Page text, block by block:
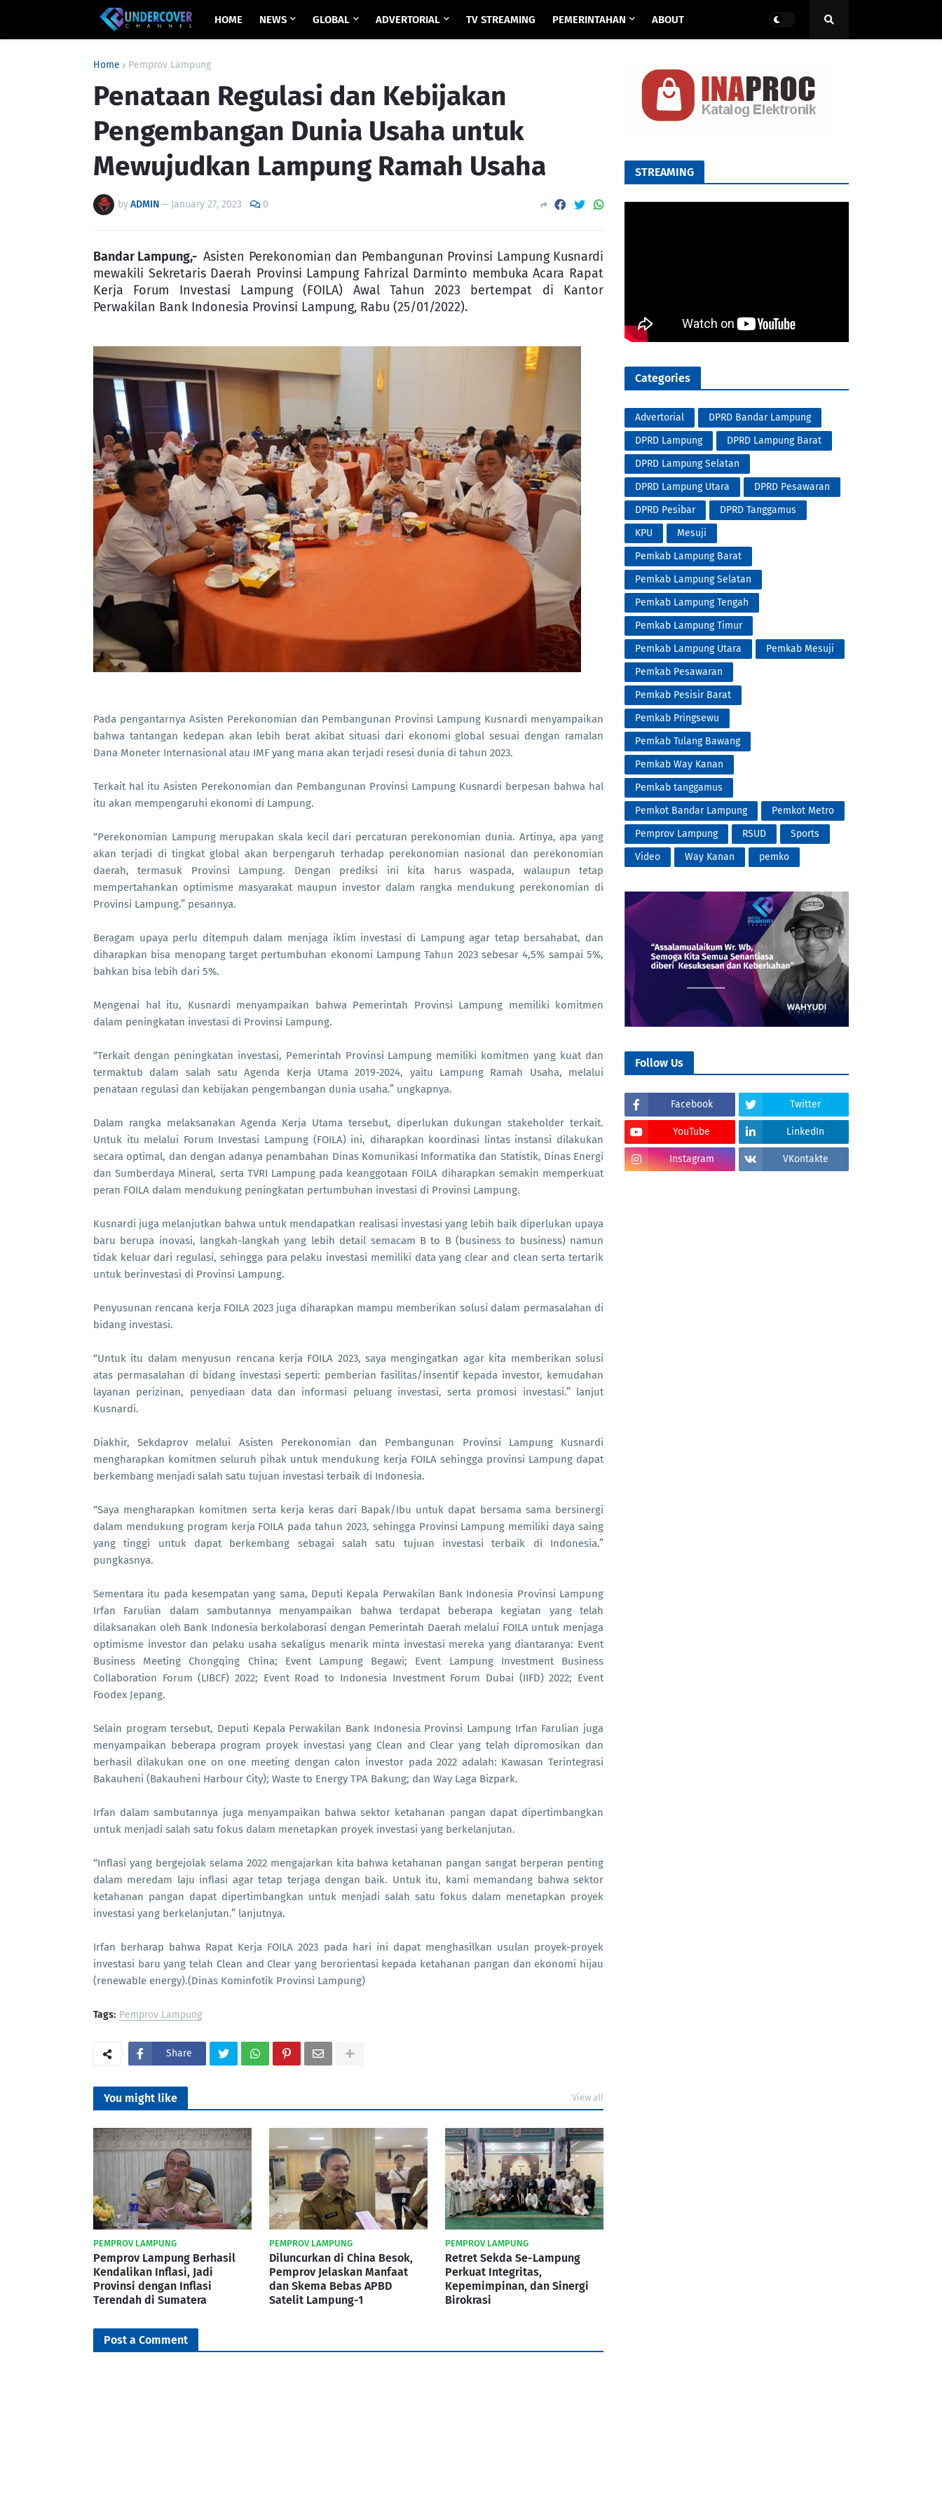
HOME NEWS GLOBAL ADVERTORIAL TV STREAMING PEMERINTAHAN ABOUT
Home Pemprov Lampung
Penataan Regulasi dan Kebijakan
Pengembangan Dunia Usaha untuk
Mewujudkan Lampung Ramah Usaha
byADMIN— January 27, 2023 0
Bandar Lampung,-Asisten Perekonomian dan Pembangunan Provinsi Lampung Kusnardi
mewakili Sekretaris Daerah Provinsi Lampung Fahrizal Darminto membuka Acara Rapat
Kerja Forum Investasi Lampung (FOILA) Awal Tahun 2023 bertempat di Kantor
Perwakilan Bank Indonesia Provinsi Lampung, Rabu (25/01/2022).
Pada pengantarnya Asisten Perekonomian dan Pembangunan Provinsi Lampung Kusnardi menyampaikan
bahwa tantangan kedepan akan lebih berat akibat situasi dari ekonomi global sesuai dengan ramalan
Dana Moneter Internasional atau IMF yang mana akan terjadi resesi dunia di tahun 2023.
Terkait hal itu Asisten Perekonomian dan Pembangunan Provinsi Lampung Kusnardi berpesan bahwa hal
itu akan mempengaruhi ekonomi di Lampung.
“Perekonomian Lampung merupakan skala kecil dari percaturan perekonomian dunia. Artinya, apa yang
akan terjadi di tingkat global akan berpengaruh terhadap perekonomian nasional dan perekonomian
daerah, termasuk Provinsi Lampung. Dengan prediksi ini kita harus waspada, walaupun tetap
mempertahankan optimisme masyarakat maupun investor dalam rangka mendukung perekonomian di
Provinsi Lampung.” pesannya.
Beragam upaya perlu ditempuh dalam menjaga iklim investasi di Lampung agar tetap bersahabat, dan
diharapkan bisa menopang target pertumbuhan ekonomi Lampung Tahun 2023 sebesar 4,5% sampai 5%,
bahkan bisa lebih dari 5%.
Mengenai hal itu, Kusnardi menyampaikan bahwa Pemerintah Provinsi Lampung memiliki komitmen
dalam peningkatan investasi di Provinsi Lampung.
“Terkait dengan peningkatan investasi, Pemerintah Provinsi Lampung memiliki komitmen yang kuat dan
termaktub dalam salah satu Agenda Kerja Utama 2019-2024, yaitu Lampung Ramah Usaha, melalui
penataan regulasi dan kebijakan pengembangan dunia usaha.” ungkapnya.
Dalam rangka melaksanakan Agenda Kerja Utama tersebut, diperlukan dukungan stakeholder terkait.
Untuk itu melalui Forum Investasi Lampung (FOILA) ini, diharapkan koordinasi lintas instansi dilakukan
secara optimal, dan dengan adanya penambahan Dinas Komunikasi Informatika dan Statistik, Dinas Energi
dan Sumberdaya Mineral, serta TVRI Lampung pada keanggotaan FOILA diharapkan semakin memperkuat
peran FOILA dalam mendukung peningkatan pertumbuhan investasi di Provinsi Lampung.
Kusnardi juga melanjutkan bahwa untuk mendapatkan realisasi investasi yang lebih baik diperlukan upaya
baru berupa inovasi, langkah-langkah yang lebih detail semacam B to B (business to business) namun
tidak keluar dari regulasi, sehingga para pelaku investasi memiliki data yang clear and clean serta tertarik
untuk berinvestasi di Provinsi Lampung.
Penyusunan rencana kerja FOILA 2023 juga diharapkan mampu memberikan solusi dalam permasalahan di
bidang investasi.
“Untuk itu dalam menyusun rencana kerja FOILA 2023, saya mengingatkan agar kita memberikan solusi
atas permasalahan di bidang investasi seperti: pemberian fasilitas/insentif kepada investor, kemudahan
layanan perizinan, penyediaan data dan informasi peluang investasi, serta promosi investasi.” lanjut
Kusnardi.
Diakhir, Sekdaprov melalui Asisten Perekonomian dan Pembangunan Provinsi Lampung Kusnardi
mengharapkan komitmen seluruh pihak untuk mendukung kerja FOILA sehingga provinsi Lampung dapat
berkembang menjadi salah satu tujuan investasi terbaik di Indonesia.
“Saya mengharapkan komitmen serta kerja keras dari Bapak/Ibu untuk dapat bersama sama bersinergi
dalam mendukung program kerja FOILA pada tahun 2023, sehingga Provinsi Lampung memiliki daya saing
yang tinggi untuk dapat berkembang sebagai salah satu tujuan investasi terbaik di Indonesia.”
pungkasnya.
Sementara itu pada kesempatan yang sama, Deputi Kepala Perwakilan Bank Indonesia Provinsi Lampung
Irfan Farulian dalam sambutannya menyampaikan bahwa terdapat beberapa kegiatan yang telah
dilaksanakan oleh Bank Indonesia berkolaborasi dengan Pemerintah Daerah melalui FOILA untuk menjaga
optimisme investor dan pelaku usaha sekaligus menarik minta investasi mereka yang diantaranya: Event
Business Meeting Chongqing China; Event Lampung Begawi; Event Lampung Investment Business
Collaboration Forum (LIBCF) 2022; Event Road to Indonesia Investment Forum Dubai (IIFD) 2022; Event
Foodex Jepang.
Selain program tersebut, Deputi Kepala Perwakilan Bank Indonesia Provinsi Lampung Irfan Farulian juga
menyampaikan beberapa program proyek investasi yang Clean and Clear yang telah dipromosikan dan
berhasil dilakukan one on one meeting dengan calon investor pada 2022 adalah: Kawasan Terintegrasi
Bakauheni (Bakauheni Harbour City); Waste to Energy TPA Bakung; dan Way Laga Bizpark.
Irfan dalam sambutannya juga menyampaikan bahwa sektor ketahanan pangan dapat dipertimbangkan
untuk menjadi salah satu fokus dalam menetapkan proyek investasi yang berkelanjutan.
“Inflasi yang bergejolak selama 2022 mengajarkan kita bahwa ketahanan pangan sangat berperan penting
dalam meredam laju inflasi agar tetap terjaga dengan baik. Untuk itu, kami memandang bahwa sektor
ketahanan pangan dapat dipertimbangkan untuk menjadi salah satu fokus dalam menetapkan proyek
investasi yang berkelanjutan.” lanjutnya.
Irfan berharap bahwa Rapat Kerja FOILA 2023 pada hari ini dapat menghasilkan usulan proyek-proyek
investasi baru yang telah Clean and Clear yang berorientasi kepada ketahanan pangan dan ekonomi hijau
(renewable energy).(Dinas Kominfotik Provinsi Lampung)
Tags: Pemprov Lampung
Share
You might like View all
PEMPROV LAMPUNG
Pemprov Lampung Berhasil
Kendalikan Inflasi, Jadi
Provinsi dengan Inflasi
Terendah di Sumatera
PEMPROV LAMPUNG
Diluncurkan di China Besok,
Pemprov Jelaskan Manfaat
dan Skema Bebas APBD
Satelit Lampung-1
PEMPROV LAMPUNG
Retret Sekda Se-Lampung
Perkuat Integritas,
Kepemimpinan, dan Sinergi
Birokrasi
Post a Comment
STREAMING
Categories
Advertorial
DPRD Bandar Lampung
DPRD Lampung
DPRD Lampung Barat
DPRD Lampung Selatan
DPRD Lampung Utara
DPRD Pesawaran
DPRD Pesibar
DPRD Tanggamus
KPU
Mesuji
Pemkab Lampung Barat
Pemkab Lampung Selatan
Pemkab Lampung Tengah
Pemkab Lampung Timur
Pemkab Lampung Utara
Pemkab Mesuji
Pemkab Pesawaran
Pemkab Pesisir Barat
Pemkab Pringsewu
Pemkab Tulang Bawang
Pemkab Way Kanan
Pemkab tanggamus
Pemkot Bandar Lampung
Pemkot Metro
Pemprov Lampung
RSUD
Sports
Video
Way Kanan pemko
Follow Us
Facebook Twitter
YouTube LinkedIn
Instagram VKontakte